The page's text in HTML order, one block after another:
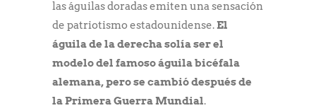
las águilas doradas emiten una sensación
de patriotismo estadounidense.El
águila de la derecha solía ser el
modelo del famoso águila bicéfala
alemana, pero se cambió después de
la Primera Guerra Mundial.